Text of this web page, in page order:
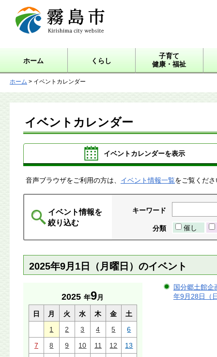
霧島市 Kirishima city
website
ホーム くらし
子育て
健康・福祉
ホーム > イベントカレンダー
イベントカレンダー
イベントカレンダーを表示
音声ブラウザをご利用の方は、 イベント情報一覧をご覧くだ
イベント情報を
絞り込む
キーワード
分類 催し
2025年9月1日（月曜日）のイベント
2025 年9月
日 月 火 水 木 金
土
1
2 3 4 5 6
7 8 9 10 11 12 13
国分郷土館
年9月28日（